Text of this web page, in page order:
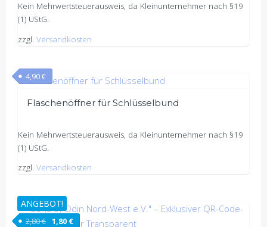
Kein Mehrwertsteuerausweis, da Kleinunternehmer nach §19
(1) UStG.
zzgl. Versandkosten
Flaschenöffner für Schlüsselbund
4,90€
Kein Mehrwertsteuerausweis, da Kleinunternehmer nach §19
(1) UStG.
zzgl. Versandkosten
ANGEBOT!
2,80€ Ursprünglicher Preis war: 2,80 €
1,80 €Aktueller Preis ist: 1,80 €.